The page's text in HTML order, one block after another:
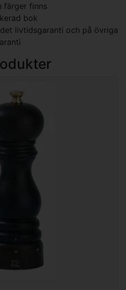
färger finns
bok
livtidsgaranti och på övriga